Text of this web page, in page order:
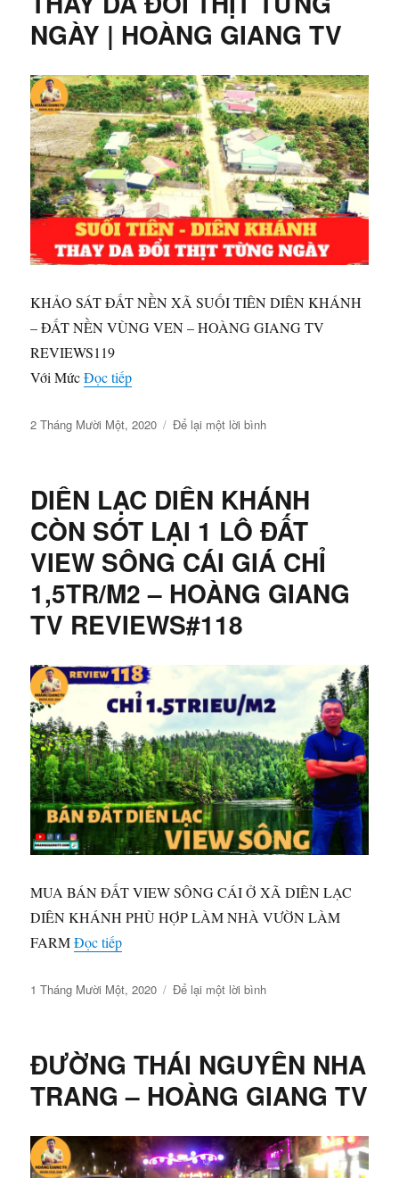
DIÊN
ĐIỀN,
DIÊN
KHÁNH
HÒA
|
HOÀNG
GIANG
TV
NGÀY | HOÀNG GIANG TV
KHẢO SÁT ĐẤT NỀN XÃ SUỐI TIÊN DIÊN KHÁNH
– ĐẤT NỀN VÙNG VEN – HOÀNG GIANG TV
REVIEWS119
Với MứcĐọc tiếp“SUỐI TIÊN DIÊN KHÁNH | THAY DA
Đăng
2 Tháng Mười Một, 2020 Để lại một lời bìnhở
KHÁNH
THAY
DA
ĐỔI
THỊT
HOÀNG
GIANG
TV
DIÊN LẠC DIÊN KHÁNH
CÒN SÓT LẠI 1 LÔ ĐẤT
VIEW SÔNG CÁI GIÁ CHỈ
1,5TR/M2 – HOÀNG GIANG
TV REVIEWS#118
MUA BÁN ĐẤT VIEW SÔNG CÁI Ở XÃ DIÊN LẠC
DIÊN KHÁNH PHÙ HỢP LÀM NHÀ VƯỜN LÀM
FARMĐọc tiếp“DIÊN LẠC DIÊN KHÁNH CÒN SÓT LẠI
Đăng
1 Tháng Mười Một, 2020 Để lại một lời bìnhở
KHÁNH
SÓT
1
LÔ
ĐƯỜNG THÁI NGUYÊN NHA
TRANG – HOÀNG GIANG TV